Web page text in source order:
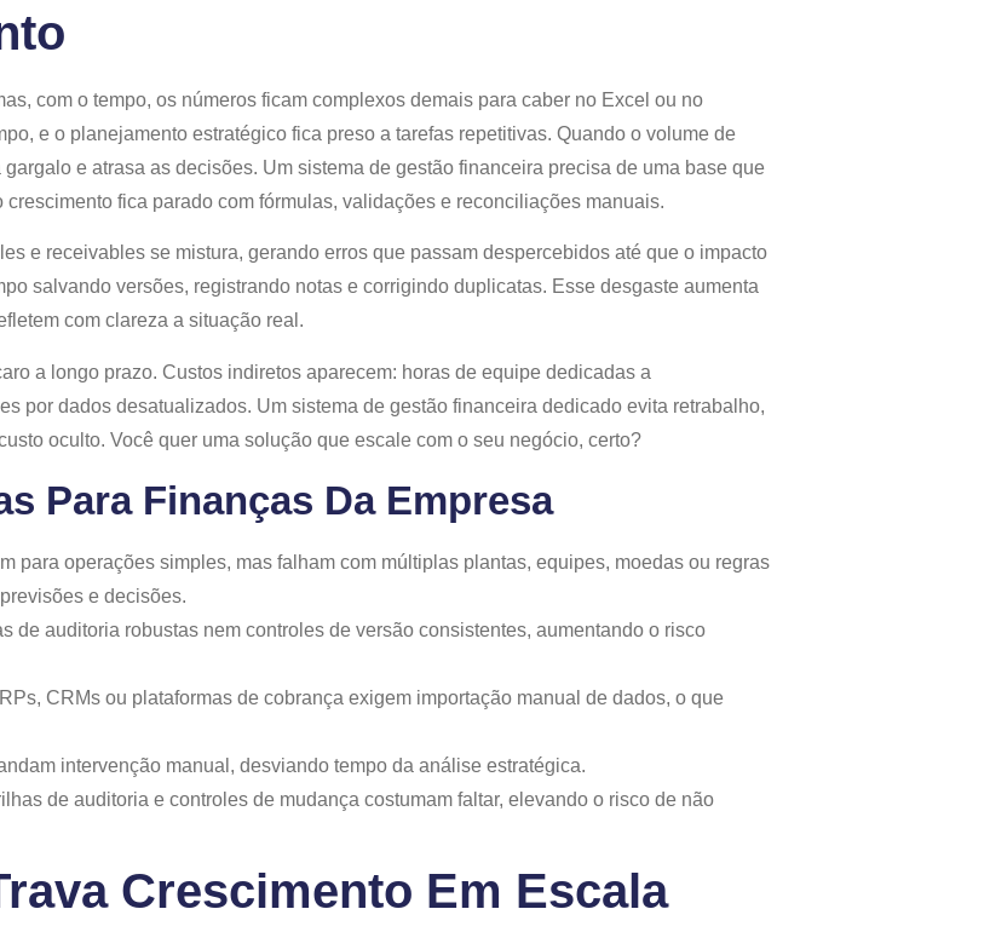
com o tempo, os números ficam complexos demais para caber no Excel ou no
e o planejamento estratégico fica preso a tarefas repetitivas. Quando o volume de
e atrasa as decisões. Um sistema de gestão financeira precisa de uma base que
fica parado com fórmulas, validações e reconciliações manuais.
e receivables se mistura, gerando erros que passam despercebidos até que o impacto
salvando versões, registrando notas e corrigindo duplicatas. Esse desgaste aumenta
com clareza a situação real.
a longo prazo. Custos indiretos aparecem: horas de equipe dedicadas a
por dados desatualizados. Um sistema de gestão financeira dedicado evita retrabalho,
oculto. Você quer uma solução que escale com o seu negócio, certo?
Para Finanças Da Empresa
para operações simples, mas falham com múltiplas plantas, equipes, moedas ou regras
e decisões.
de auditoria robustas nem controles de versão consistentes, aumentando o risco
CRMs ou plataformas de cobrança exigem importação manual de dados, o que
intervenção manual, desviando tempo da análise estratégica.
de auditoria e controles de mudança costumam faltar, elevando o risco de não
Crescimento Em Escala